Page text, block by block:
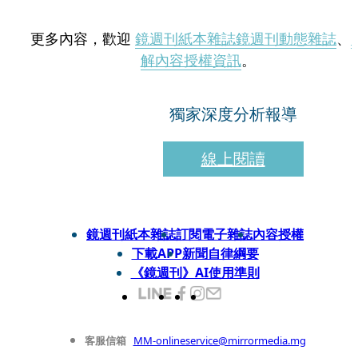
更多內容，歡迎 鏡週刊紙本雜誌鏡週刊動態雜誌、
解內容授權資訊。
獨家深度分析報導
線上閱讀
鏡週刊紙本雜誌訂閱電子雜誌內容授權
下載APP新聞自律綱要
《鏡週刊》AI使用準則
客服信箱 MM-onlineservice@mirrormedia.mg